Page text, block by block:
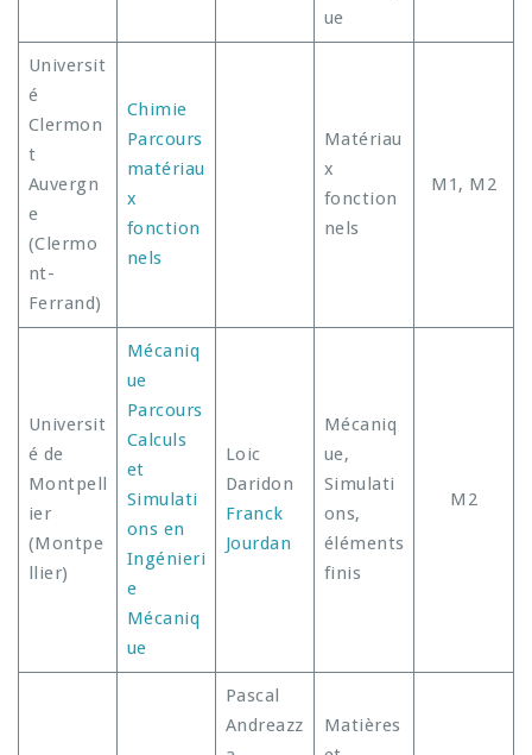
ue
Universit
é
Clermon
t
Auvergn
e
(Clermo
nt-
Ferrand)
Chimie
Parcours
matériau
x
fonction
nels
Matériau
x
fonction
nels
M1, M2
Universit
é de
Montpell
ier
(Montpe
llier)
Mécaniq
ue
Parcours
Calculs
et
Simulati
ons en
Ingénieri
e
Mécaniq
ue
Loic
Daridon
Franck
Jourdan
Mécaniq
ue,
Simulati
ons,
éléments
finis
M2
Pascal
Andreazz
Matières